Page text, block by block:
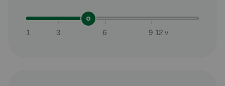
1 3 6 9 12 v